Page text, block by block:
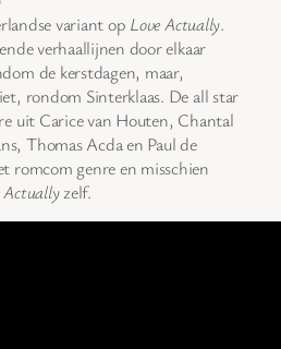
variant op Love Actually.
verhaallijnen door elkaar
de kerstdagen, maar,
rondom Sinterklaas. De all star
uit Carice van Houten, Chantal
Thomas Acda en Paul de
romcom genre en misschien
Actuallyzelf.